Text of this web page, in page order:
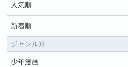
人気順
新着順
ジャンル別
少年漫画